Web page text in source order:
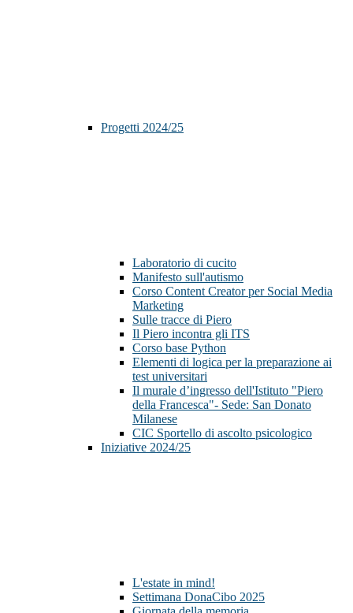
Progetti 2024/25
Laboratorio di cucito
Manifesto sull'autismo
Corso Content Creator per Social Media
Marketing
Sulle tracce di Piero
Il Piero incontra gli ITS
Corso base Python
Elementi di logica per la preparazione ai
test universitari
Il murale d’ingresso dell'Istituto "Piero
della Francesca"- Sede: San Donato
Milanese
CIC Sportello di ascolto psicologico
Iniziative 2024/25
L'estate in mind!
Settimana DonaCibo 2025